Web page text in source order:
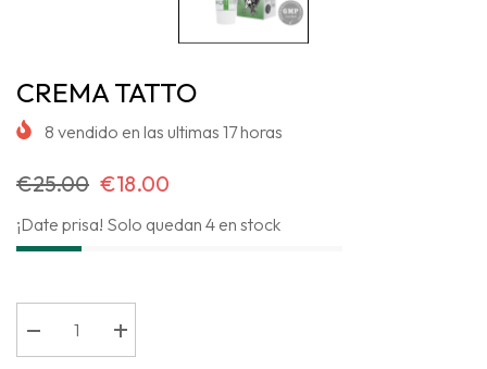
CREMA TATTO
8 vendido en las ultimas 17horas
€25.00 €18.00
¡Date prisa! Solo quedan 4 en stock
Disminuir
cantidad
Aumentar
cantidad